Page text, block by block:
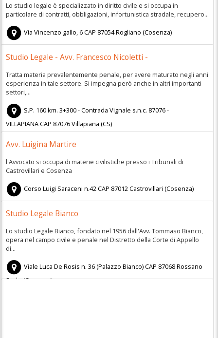
Lo studio legale è specializzato in diritto civile e si occupa in
particolare di contratti, obbligazioni, infortunistica stradale, recupero...
Via Vincenzo gallo, 6CAP 87054Rogliano (Cosenza)
Studio Legale - Avv. Francesco Nicoletti -
Tratta materia prevalentemente penale, per avere maturato negli anni
esperienza in tale settore. Si impegna però anche in altri importanti
settori,...
S.P. 160 km. 3+300 - Contrada Vignale s.n.c. 87076 -
VILLAPIANACAP 87076Villapiana (CS)
Avv. Luigina Martire
l'Avvocato si occupa di materie civilistiche presso i Tribunali di
Castrovillari e Cosenza
Corso Luigi Saraceni n.42CAP 87012Castrovillari (Cosenza)
Studio Legale Bianco
Lo studio Legale Bianco, fondato nel 1956 dall'Avv. Tommaso Bianco,
opera nel campo civile e penale nel Distretto della Corte di Appello
di...
Viale Luca De Rosis n. 36 (Palazzo Bianco)CAP 87068Rossano
Scalo(Cosenza)